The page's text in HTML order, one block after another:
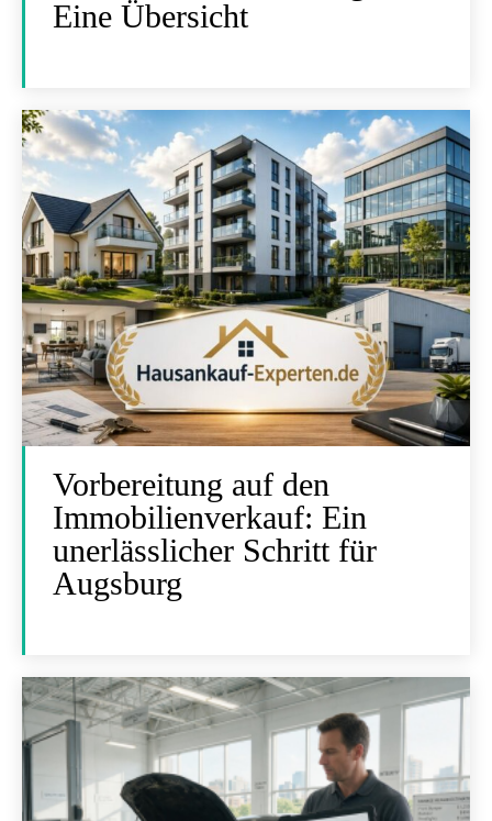
Eine Übersicht
Vorbereitung auf den
Immobilienverkauf: Ein
unerlässlicher Schritt für
Augsburg